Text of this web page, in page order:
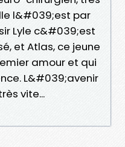
l&#039;est par
Lyle c&#039;est
et Atlas, ce jeune
amour et qui
L&#039;avenir
vite...